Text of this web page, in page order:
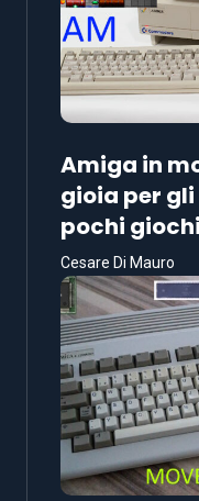
Amiga in
gioia per
pochi giochi
Cesare Di Mauro